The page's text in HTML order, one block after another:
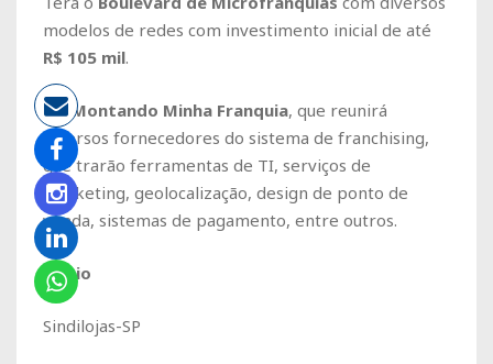
modelos de redes com investimento inicial de até
R$ 105 mil.
E o Montando Minha Franquia, que reunirá
diversos fornecedores do sistema de franchising,
que trarão ferramentas de TI, serviços de
marketing, geolocalização, design de ponto de
venda, sistemas de pagamento, entre outros.
Apoio
Sindilojas-SP